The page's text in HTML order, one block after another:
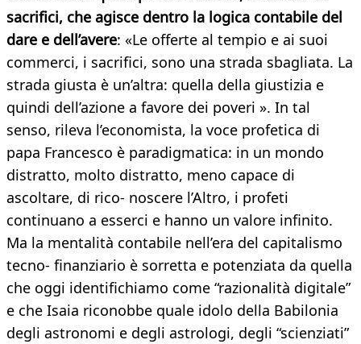
sacrifici, che agisce dentro la logica contabile del
dare e dell’avere: «Le offerte al tempio e ai suoi
commerci, i sacrifici, sono una strada sbagliata. La
strada giusta è un’altra: quella della giustizia e
quindi dell’azione a favore dei poveri ». In tal
senso, rileva l’economista, la voce profetica di
papa Francesco è paradigmatica: in un mondo
distratto, molto distratto, meno capace di
ascoltare, di rico- noscere l’Altro, i profeti
continuano a esserci e hanno un valore infinito.
Ma la mentalità contabile nell’era del capitalismo
tecno- finanziario è sorretta e potenziata da quella
che oggi identifichiamo come “razionalità digitale”
e che Isaia riconobbe quale idolo della Babilonia
degli astronomi e degli astrologi, degli “scienziati”